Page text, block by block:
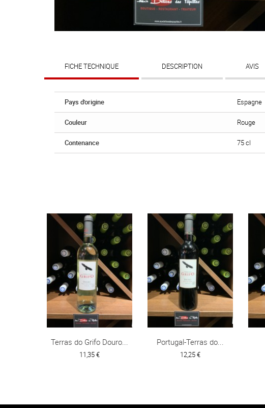
FICHE TECHNIQUE DESCRIPTION AVIS
Pays d'origine Espagne
Couleur Rouge
Contenance 75 cl
Terras do Grifo Douro...
11,35 €
Portugal-Terras do...
12,25 €